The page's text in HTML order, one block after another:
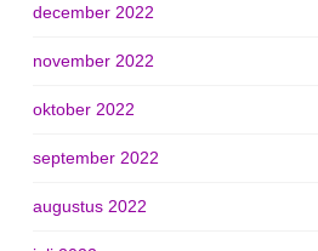
december 2022
november 2022
oktober 2022
september 2022
augustus 2022